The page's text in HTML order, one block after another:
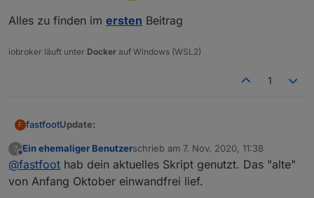
Alles zu finden im ersten Beitrag
iobroker läuft unter Docker auf Windows (WSL2)
1
F fastfootUpdate:
Daten der Bundesländer hinzugefügt
Auswahl über DP showFederalStates
Option, um nur die Daten der Bundesländer
Die VIS wurde bewusst schlicht gehalten, damit ihr
auch noch was zu tun habt
Alles zu finden im
?
Offline
Ein ehemaliger Benutzerschrieb am 7. Nov. 2020, 11:38
zuletzt editiert von
@fastfoot hab dein aktuelles Skript genutzt. Das "alte"
von Anfang Oktober einwandfrei lief.